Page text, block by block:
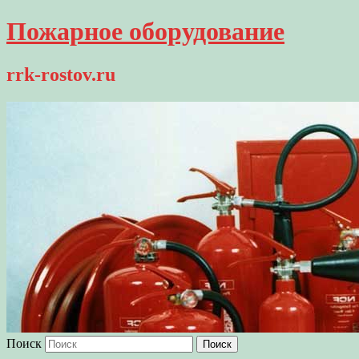
Пожарное оборудование
rrk-rostov.ru
Поиск